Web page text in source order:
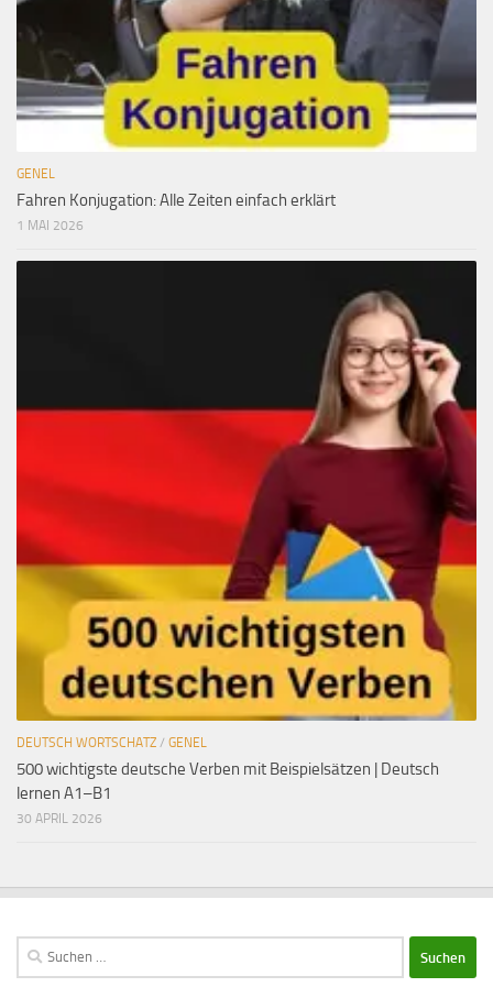
GENEL
Fahren Konjugation: Alle Zeiten einfach erklärt
1 MAI 2026
DEUTSCH WORTSCHATZ / GENEL
500 wichtigste deutsche Verben mit Beispielsätzen | Deutsch
lernen A1–B1
30 APRIL 2026
Suchen
nach: